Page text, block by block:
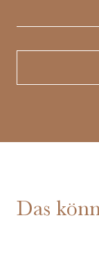
Das